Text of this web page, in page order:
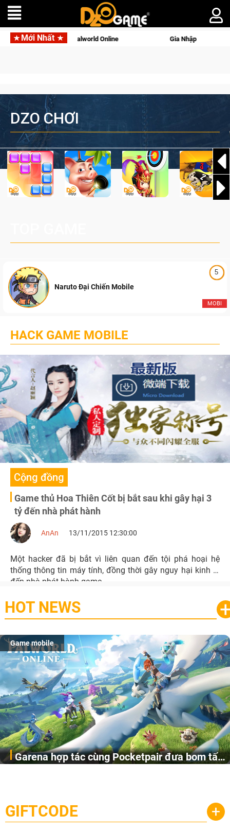
Mới Nhất
với tên gọi Palworld Online Gia Nhập Closed Beta Norse
DZO CHƠI
5
MOBI
Naruto Đại Chiến Mobile
HACK GAME MOBILE
Cộng đồng
Game thủ Hoa Thiên Cốt bị bắt sau khi gây hại 3
tỷ đến nhà phát hành
AnAn 13/11/2015 12:30:00
Một hacker đã bị bắt vì liên quan đến tội phá hoại hệ
thống thông tin máy tính, đồng thời gây nguy hại kinh tế
đến nhà phát hành game
HOT NEWS
Game mobile
Garena hợp tác cùng Pocketpair đưa bom tấn
cầu, theo giấy phép chính thức từ công ty game Nhật Bản
Pocketpair, Inc.
GIFTCODE +